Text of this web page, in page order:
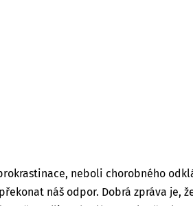
neboli chorobného
náš odpor. Dobrá zpráva je,